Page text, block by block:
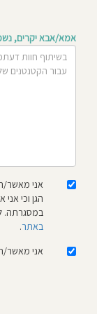
אמא/אבא יקרים,
אני מאשר/
הגן וכי
במסגרתה.
באתר.
אני מאשר/